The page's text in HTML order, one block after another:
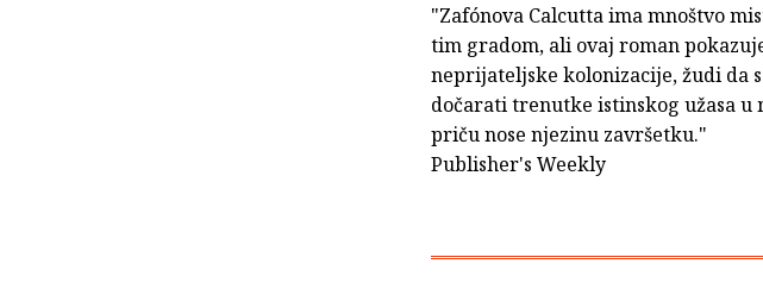
"Zafónova Calcutta ima mnoštvo
tim gradom, ali ovaj roman
neprijateljske kolonizacije, žudi da
dočarati trenutke istinskog užasa
priču nose njezinu završetku."
Publisher's Weekly